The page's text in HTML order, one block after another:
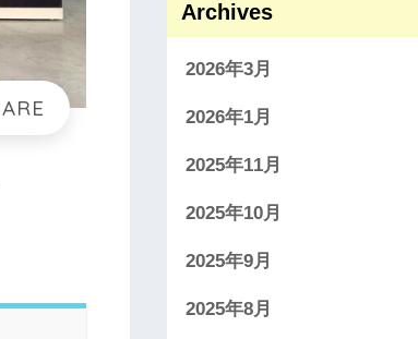
Archives
2026年3月
2026年1月
2025年11月
2025年10月
2025年9月
2025年8月